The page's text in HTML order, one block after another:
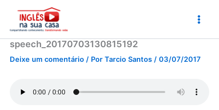
conteúdo
speech_20170703130815192
Deixe um comentário / Por Tarcio Santos / 03/07/2017